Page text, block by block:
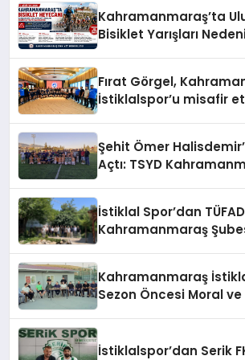
Kahramanmaraş’ta
Bisiklet Yarışları
Fırat Görgel,
İstiklalspor’u misafir
Şehit Ömer
Açtı: TSYD
İstiklal Spor’dan TÜFAD
Kahramanmaraş
Kahramanmaraş
Sezon Öncesi Moral
İstiklalspor’dan Serik